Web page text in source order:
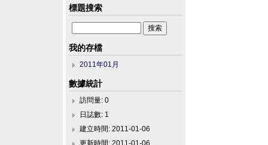
標題搜索
我的存檔
2011年01月
數據統計
訪問量: 0
日誌數: 1
建立時間: 2011-01-06
更新時間: 2011-01-06